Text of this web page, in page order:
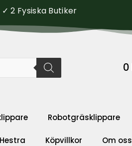
2 Fysiska Butiker
0
Robotgräsklippare
Hestra Köpvillkor Om oss